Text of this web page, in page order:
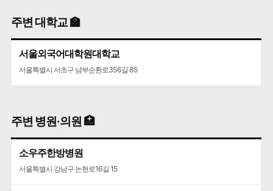
주변 대학교 🏫
서울외국어대학원대학교
서울특별시 서초구 남부순환로356길 85
주변 병원·의원 🏥
소우주한방병원
서울특별시 강남구 논현로16길 15